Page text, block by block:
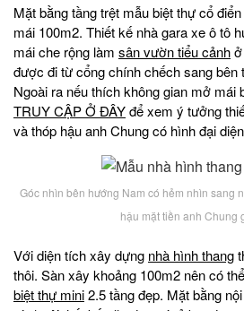
Mặt bằng tầng trệt mẫu biệt thự cổ
mái 100m2. Thiết kế nhà gara xe ô tô
mái che rộng làm sân vườn tiểu cảnh
được đi từ cổng chính chếch sang bên
Ngoài ra nếu thích không gian mở mái
TRUY CẬP Ở ĐÂYđể xem ý tưởng
và thóp hậu anh Chung có hình đại
Góc nhìn bên hướng Nam có hẻm nhìn sang
hậu mặt tiền anh Chung
Với diện tích xây dựng nhà hình thang
thôi. Sàn xây khoảng 100m2 nên có
biệt thự mini2.5 tầng đẹp. Mặt bằng